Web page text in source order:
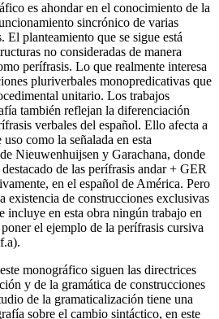
es ahondar en el conocimiento de la
sincrónico de varias
El planteamiento que se sigue está
no consideradas de manera
perífrasis. Lo que realmente interesa
pluriverbales monopredicativas que
unitario. Los trabajos
también reflejan la diferenciación
verbales del español. Ello afecta a
como la señalada en esta
Nieuwenhuijsen y Garachana, donde
de las perífrasis andar+ GER
en el español de América. Pero
existencia de construcciones exclusivas
incluye en esta obra ningún trabajo en
el ejemplo de la perífrasis cursiva
monográfico siguen las directrices
y de la gramática de construcciones
de la gramaticalización tiene una
sobre el cambio sintáctico, en este